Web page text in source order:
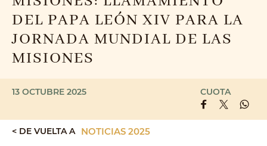
DEL PAPA LEÓN XIV PARA LA
JORNADA MUNDIAL DE LAS
MISIONES
13 OCTUBRE 2025 CUOTA
< DE VUELTA A NOTICIAS 2025